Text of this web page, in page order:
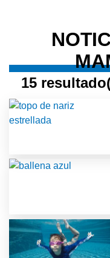
15